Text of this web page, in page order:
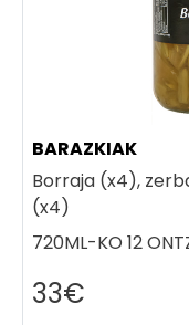
BARAZKIAK
Borraja (x4),
(x4)
720ML-KO 12
33€